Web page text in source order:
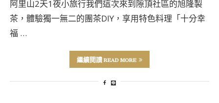
阿里山2天1夜小旅行我們這次來到隙頂社區的旭隆製
茶，體驗獨一無二的團茶DIY，享用特色料理「十分幸
福 …
繼續閱讀 READ MORE